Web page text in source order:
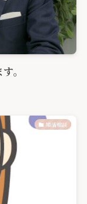
。
婚活相談